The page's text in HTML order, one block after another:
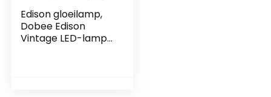
Edison gloeilamp,
Dobee Edison
Vintage LED-lamp